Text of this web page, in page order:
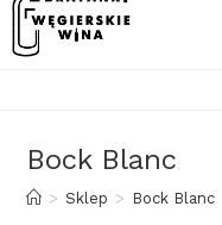
Bock Blanc
> Sklep > Bock Blanc